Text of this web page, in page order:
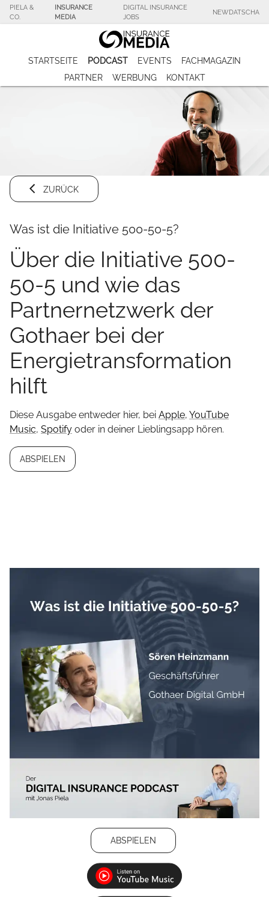
PIELA &
CO.
INSURANCE
MEDIA
DIGITAL INSURANCE
JOBS
NEWDATSCHA
STARTSEITE PODCAST EVENTS
FACHMAGAZIN
PARTNER
WERBUNG KONTAKT
ZURÜCK
Was ist die Initiative 500-50-5?
Über die Initiative 500-
50-5 und wie das
Partnernetzwerk der
Gothaer bei der
Energietransformation
hilft
Diese Ausgabe entweder hier, bei Apple, YouTube
Music, Spotify oder in deiner Lieblingsapp hören.
ABSPIELEN
ABSPIELEN